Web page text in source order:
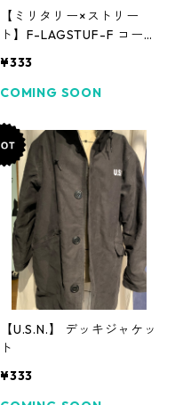
【ミリタリー×ストリー
ト】F-LAGSTUF-F コート
フ
¥333
COMING SOON
【U.S.N.】 デッキジャケッ
ト
¥333